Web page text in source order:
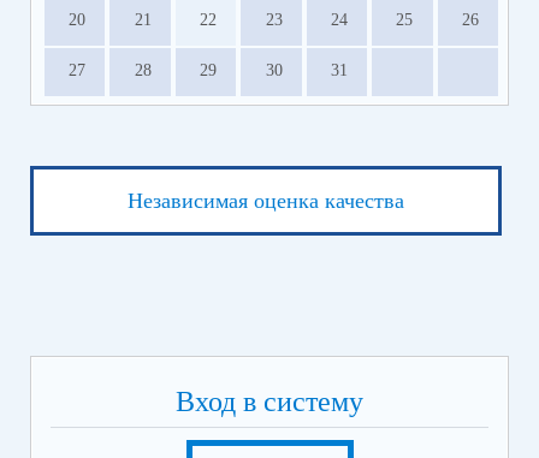
20 21 22 23 24 25 26
27 28 29 30 31
Независимая оценка качества
Вход в систему